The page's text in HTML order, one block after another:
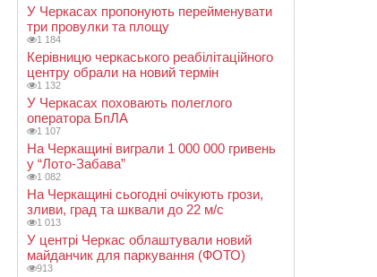
У Черкасах пропонують перейменувати
три провулки та площу
1 184
Керівницю черкаського реабілітаційного
центру обрали на новий термін
1 132
У Черкасах поховають полеглого
оператора БпЛА
1 107
На Черкащині виграли 1 000 000 гривень
у “Лото-Забава”
1 082
На Черкащині сьогодні очікують грози,
зливи, град та шквали до 22 м/с
1 013
У центрі Черкас облаштували новий
майданчик для паркування (ФОТО)
913